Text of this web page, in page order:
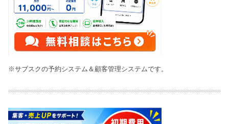
※サブスクの予約システム＆顧客管理システムです。